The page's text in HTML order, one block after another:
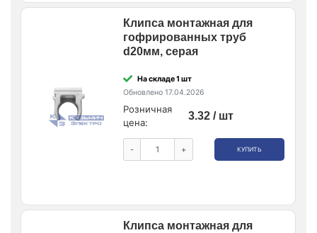
Клипса монтажная для
гофрированных труб
d20мм, серая
На складе 1 шт
Обновлено 17.04.2026
Розничная
цена:
3.32 / шт
- + КУПИТЬ
Клипса монтажная для